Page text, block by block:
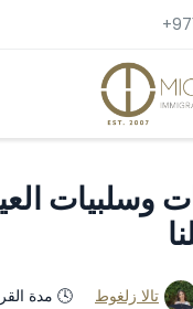
وسلبيات
تالا زلغوط 🕓 مدة القراءة 3